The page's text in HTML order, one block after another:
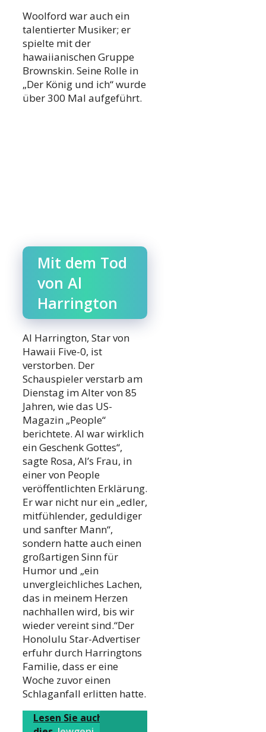
Woolford war auch ein
talentierter Musiker; er
spielte mit der
hawaiianischen Gruppe
Brownskin. Seine Rolle in
„Der König und ich“ wurde
über 300 Mal aufgeführt.
Mit dem Tod
von Al
Harrington
Al Harrington, Star von
Hawaii Five-0, ist
verstorben. Der
Schauspieler verstarb am
Dienstag im Alter von 85
Jahren, wie das US-
Magazin „People“
berichtete. Al war wirklich
ein Geschenk Gottes“,
sagte Rosa, Al’s Frau, in
einer von People
veröffentlichten Erklärung.
Er war nicht nur ein „edler,
mitfühlender, geduldiger
und sanfter Mann“,
sondern hatte auch einen
großartigen Sinn für
Humor und „ein
unvergleichliches Lachen,
das in meinem Herzen
nachhallen wird, bis wir
wieder vereint sind.“Der
Honolulu Star-Advertiser
erfuhr durch Harringtons
Familie, dass er eine
Woche zuvor einen
Schlaganfall erlitten hatte.
Lesen Sie auch